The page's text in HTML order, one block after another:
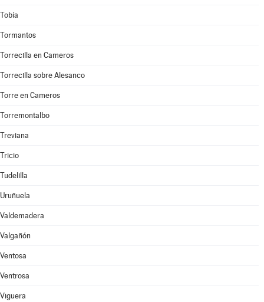
Tobía
Tormantos
Torrecilla en Cameros
Torrecilla sobre Alesanco
Torre en Cameros
Torremontalbo
Treviana
Tricio
Tudelilla
Uruñuela
Valdemadera
Valgañón
Ventosa
Ventrosa
Viguera